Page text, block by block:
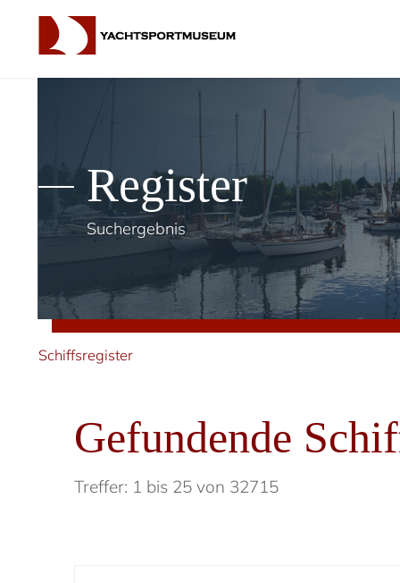
Register
Suchergebnis
Schiffsregister
Gefundende
Treffer: 1 bis 25 von 32715